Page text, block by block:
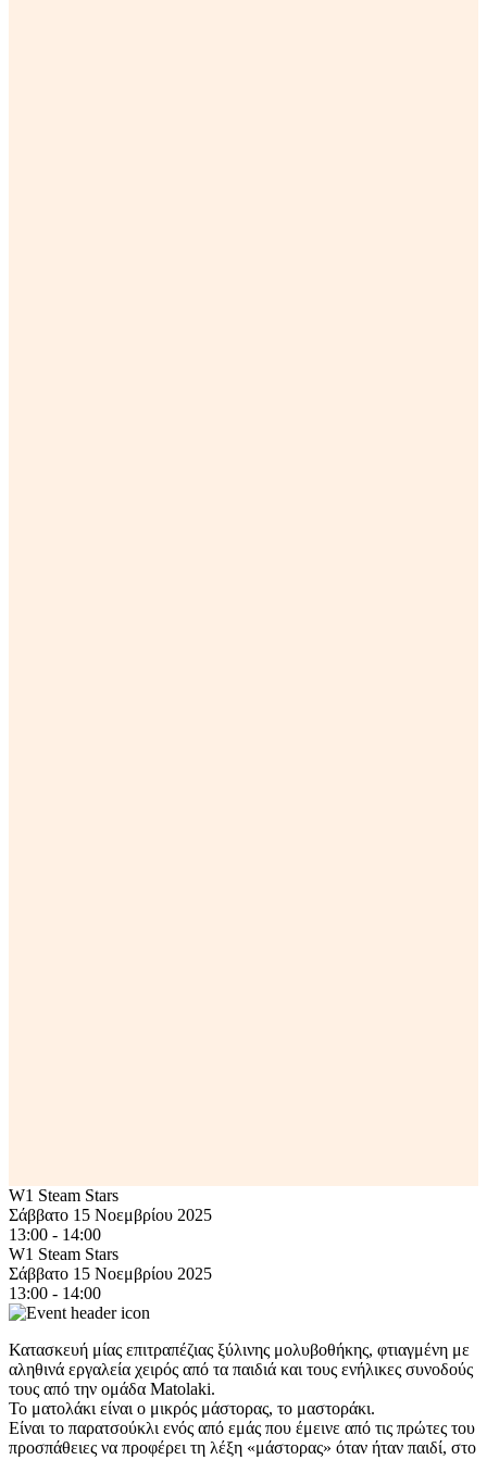
W1 Steam Stars
Σάββατο 15 Νοεμβρίου 2025
13:00 - 14:00
W1 Steam Stars
Σάββατο 15 Νοεμβρίου 2025
13:00 - 14:00
Κατασκευή μίας επιτραπέζιας ξύλινης μολυβοθήκης, φτιαγμένη με
αληθινά εργαλεία χειρός από τα παιδιά και τους ενήλικες συνοδούς
τους από την ομάδα Matolaki.
To ματολάκι είναι ο μικρός μάστορας, το μαστοράκι.
Είναι το παρατσούκλι ενός από εμάς που έμεινε από τις πρώτες του
προσπάθειες να προφέρει τη λέξη «μάστορας» όταν ήταν παιδί, στο